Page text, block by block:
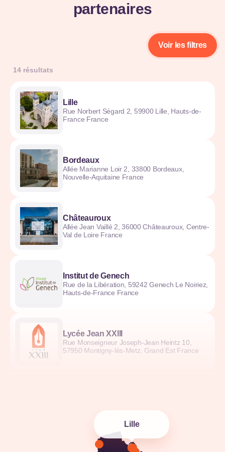
partenaires
Voir les filtres
14 résultats
Lille
Rue Norbert Ségard 2, 59900 Lille, Hauts-de-
France France
Bordeaux
Allée Marianne Loir 2, 33800 Bordeaux,
Nouvelle-Aquitaine France
Châteauroux
Allée Jean Vaillé 2, 36000 Châteauroux, Centre-
Val de Loire France
Institut de Genech
Rue de la Libération, 59242 Genech Le Noiriez,
Hauts-de-France France
Lycée Jean XXIII
Rue Monseigneur Joseph-Jean Heintz 10,
57950 Montigny-lès-Metz, Grand Est France
Lycée Notre Dame de Grâce
Lille